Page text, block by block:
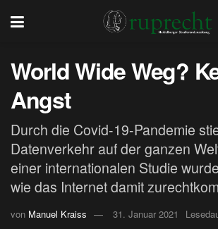
World Wide Weg?
Angst
Durch die Covid-19-Pandemie
Datenverkehr auf der ganzen
einer internationalen Studie
wie das Internet damit
von Manuel Kraiss 31. Januar 2021